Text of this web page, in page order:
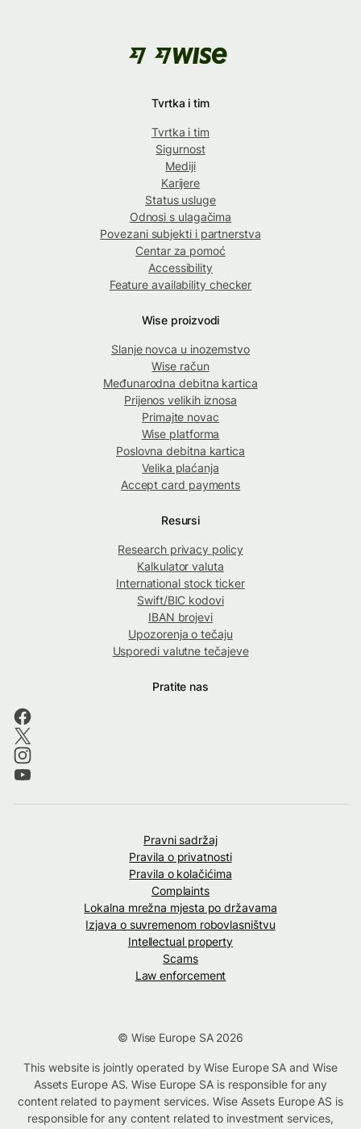
Tvrtka i tim
Tvrtka i tim
Sigurnost
Mediji
Karijere
Status usluge
Odnosi s ulagačima
Povezani subjekti i partnerstva
Centar za pomoć
Accessibility
Feature availability checker
Wise proizvodi
Slanje novca u inozemstvo
Wise račun
Međunarodna debitna kartica
Prijenos velikih iznosa
Primajte novac
Wise platforma
Poslovna debitna kartica
Velika plaćanja
Accept card payments
Resursi
Research privacy policy
Kalkulator valuta
International stock ticker
Swift/BIC kodovi
IBAN brojevi
Upozorenja o tečaju
Usporedi valutne tečajeve
Pratite nas
Pravni sadržaj
Pravila o privatnosti
Pravila o kolačićima
Complaints
Lokalna mrežna mjesta po državama
Izjava o suvremenom robovlasništvu
Intellectual property
Scams
Law enforcement
© Wise Europe SA 2026
This website is jointly operated by Wise Europe SA and Wise
Assets Europe AS. Wise Europe SA is responsible for any
content related to payment services. Wise Assets Europe AS is
responsible for any content related to investment services,